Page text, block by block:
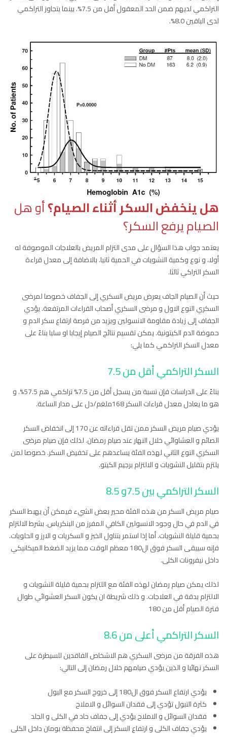
التراكمي لديهم ضمن الحد المعقول أقل من 7.5%. بينما يتجاوز التراكمي
لدى الباقين 8.0%.
هل ينخفض السكر أثناء الصيام؟أو هل
الصيام يرفع السكر؟
يعتمد جواب هذا السؤال على مدى التزام المريض بالعلاجات الموصوفة له
أولا، و نوع وكمية النشويات في الحمية ثانيا. بالاضافة إلى معدل قراءة
السكر التراكي ثالثا.
حيث أن الصيام الجاف يعرض مريض السكري إلى الجفاف خصوصا لمرضى
السكري النوع الاول و مرضى السكري أصحاب القراءات المرتفعة. يؤدي
الجفاف إلى زيادة مقاومة الانسولين ويزيد من فرصة ارتفاع سكر الدم و
حموضة الدم الكيتونية. يمكن تقسيم نتائج الصيام إيجابا او سلبا بناءً على
معدل السكر التراكمي كما يلي:
السكر التراكمي أقل من 7.5
بناءً على الدراسات فإن نسبة من يسجل أقل من 7.5% تراكمي هم 57.5%. و
هو ما يعادل معدل قراءات السكر 168ملغم/دل على مدار الساعة.
يؤدي صيام مريض السكر ممن تقل قراءاته عن 170 إلى انخفاض السكر
الصائم و العشاوائي خلال النهار عند صيام رمضان. لذلك فإن صيام مرضى
السكري النوع الثاني لهذه الفئة يساعدهم على تخفيض السكر. خصوصا لمن
يلتزم بتقليل النشويات و الالتزام برجيم الكيتو.
السكر التراكمي بين 7.5و 8.5
صيام مريض السكر من هذه الفئة محير بعض الشيء فيمكن أن يهبط السكر
في الدم في حال وجود الانسولين الكافي المفرز من البنكرياس. بشرط الالتزام
بحمية قليلة النشويات. أما إذا استمر بتناول الخبز و السكريات و الارز و الحلويات.
فإنه سيبقى السكر فوق ال180 معظم الوقت مما يزيد الضغط الميكانيكي
داخل نيفرونات الكلى.
لذلك يمكن صيام رمضان لهذه الفئة مع اللتزام بحمية قليلة النشويات و
الالتزام بدقة في العلاجات. و ذلك شريطة ان يكون السكر العشوائي طوال
فترة الصيام أقل من 180
السكر التراكمي أعلى من 8.6
هذه الفرقة من مرضى السكري هم الاشخاص الفاقدين للسيطرة على
السكر نهائيا و الذين يؤدي صيامهم خلال رمضان إلى التالي:
يؤدي ارتفاع السكر فوق ال180 إلى خروج السكر مع البول
كثرة التبول تؤدي إلى فقدان السوائل و الاملاح
فقدان السوائل و الاملاح يؤدي إلى جفاف حاد في الكلى و الجلد
يؤدي جفاف الكلى و ارتفاع السكر إلى انتفاخ محفظة بومان داخل الكلى